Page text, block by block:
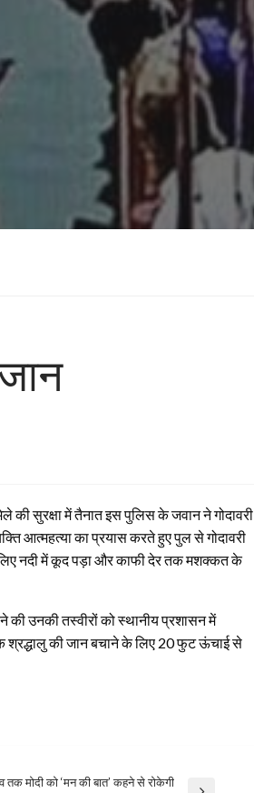
सुरक्षा में तैनात इस पुलिस के जवान ने गोदावरी
आत्महत्या का प्रयास करते हुए पुल से गोदावरी
लिए नदी में कूद पड़ा और काफी देर तक मशक्कत के
की उनकी तस्वीरों को स्थानीय प्रशासन में
श्रद्धालु की जान बचाने के लिए 20 फुट ऊंचाई से
तक मोदी को ‘मन की बात’ कहने से रोकेगी